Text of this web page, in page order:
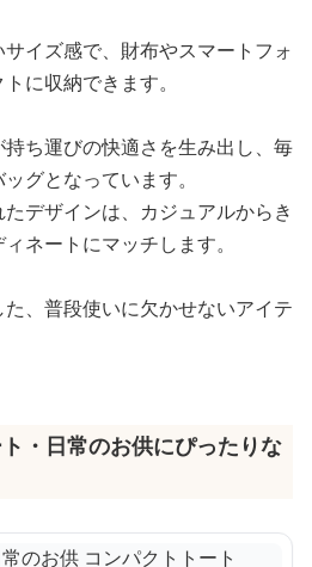
イズ感で、財布やスマートフォ
に収納できます。
ち運びの快適さを生み出し、毎
グとなっています。
デザインは、カジュアルからき
ネートにマッチします。
、普段使いに欠かせないアイテ
・日常のお供にぴったりな